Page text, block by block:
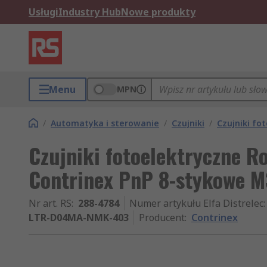
UsługiIndustry HubNowe produkty
Menu MPN
/ Automatyka i sterowanie / Czujniki / Czujniki
Czujniki fotoelektryczne
Contrinex PnP 8-stykowe
Nr art. RS: 288-4784 Numer artykułu Elfa Distrelec:
LTR-D04MA-NMK-403
Producent: Contrinex